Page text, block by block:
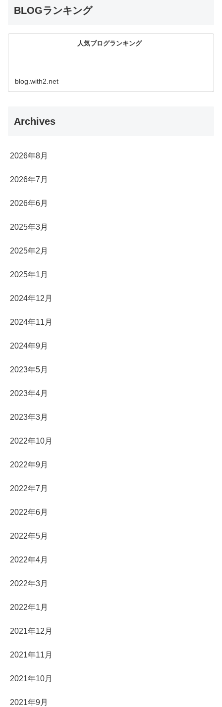
BLOGランキング
人気ブログランキング
blog.with2.net
Archives
2026年8月
2026年7月
2026年6月
2025年3月
2025年2月
2025年1月
2024年12月
2024年11月
2024年9月
2023年5月
2023年4月
2023年3月
2022年10月
2022年9月
2022年7月
2022年6月
2022年5月
2022年4月
2022年3月
2022年1月
2021年12月
2021年11月
2021年10月
2021年9月